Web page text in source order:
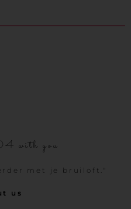
with you
met je bruiloft."
us